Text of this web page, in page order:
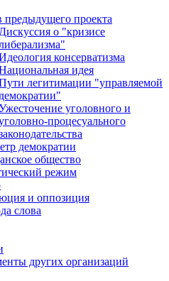
предыдущего проекта
Дискуссия о "кризисе
консерватизма
идея
легитимации "управляемой
демократии"
уголовного и
процесуального
демократии
общество
режим
и оппозиция
слова
других организаций